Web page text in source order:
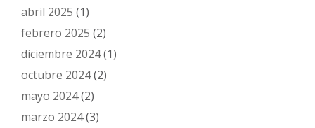
abril 2025 (1)
febrero 2025 (2)
diciembre 2024(1)
octubre 2024(2)
mayo 2024(2)
marzo 2024(3)